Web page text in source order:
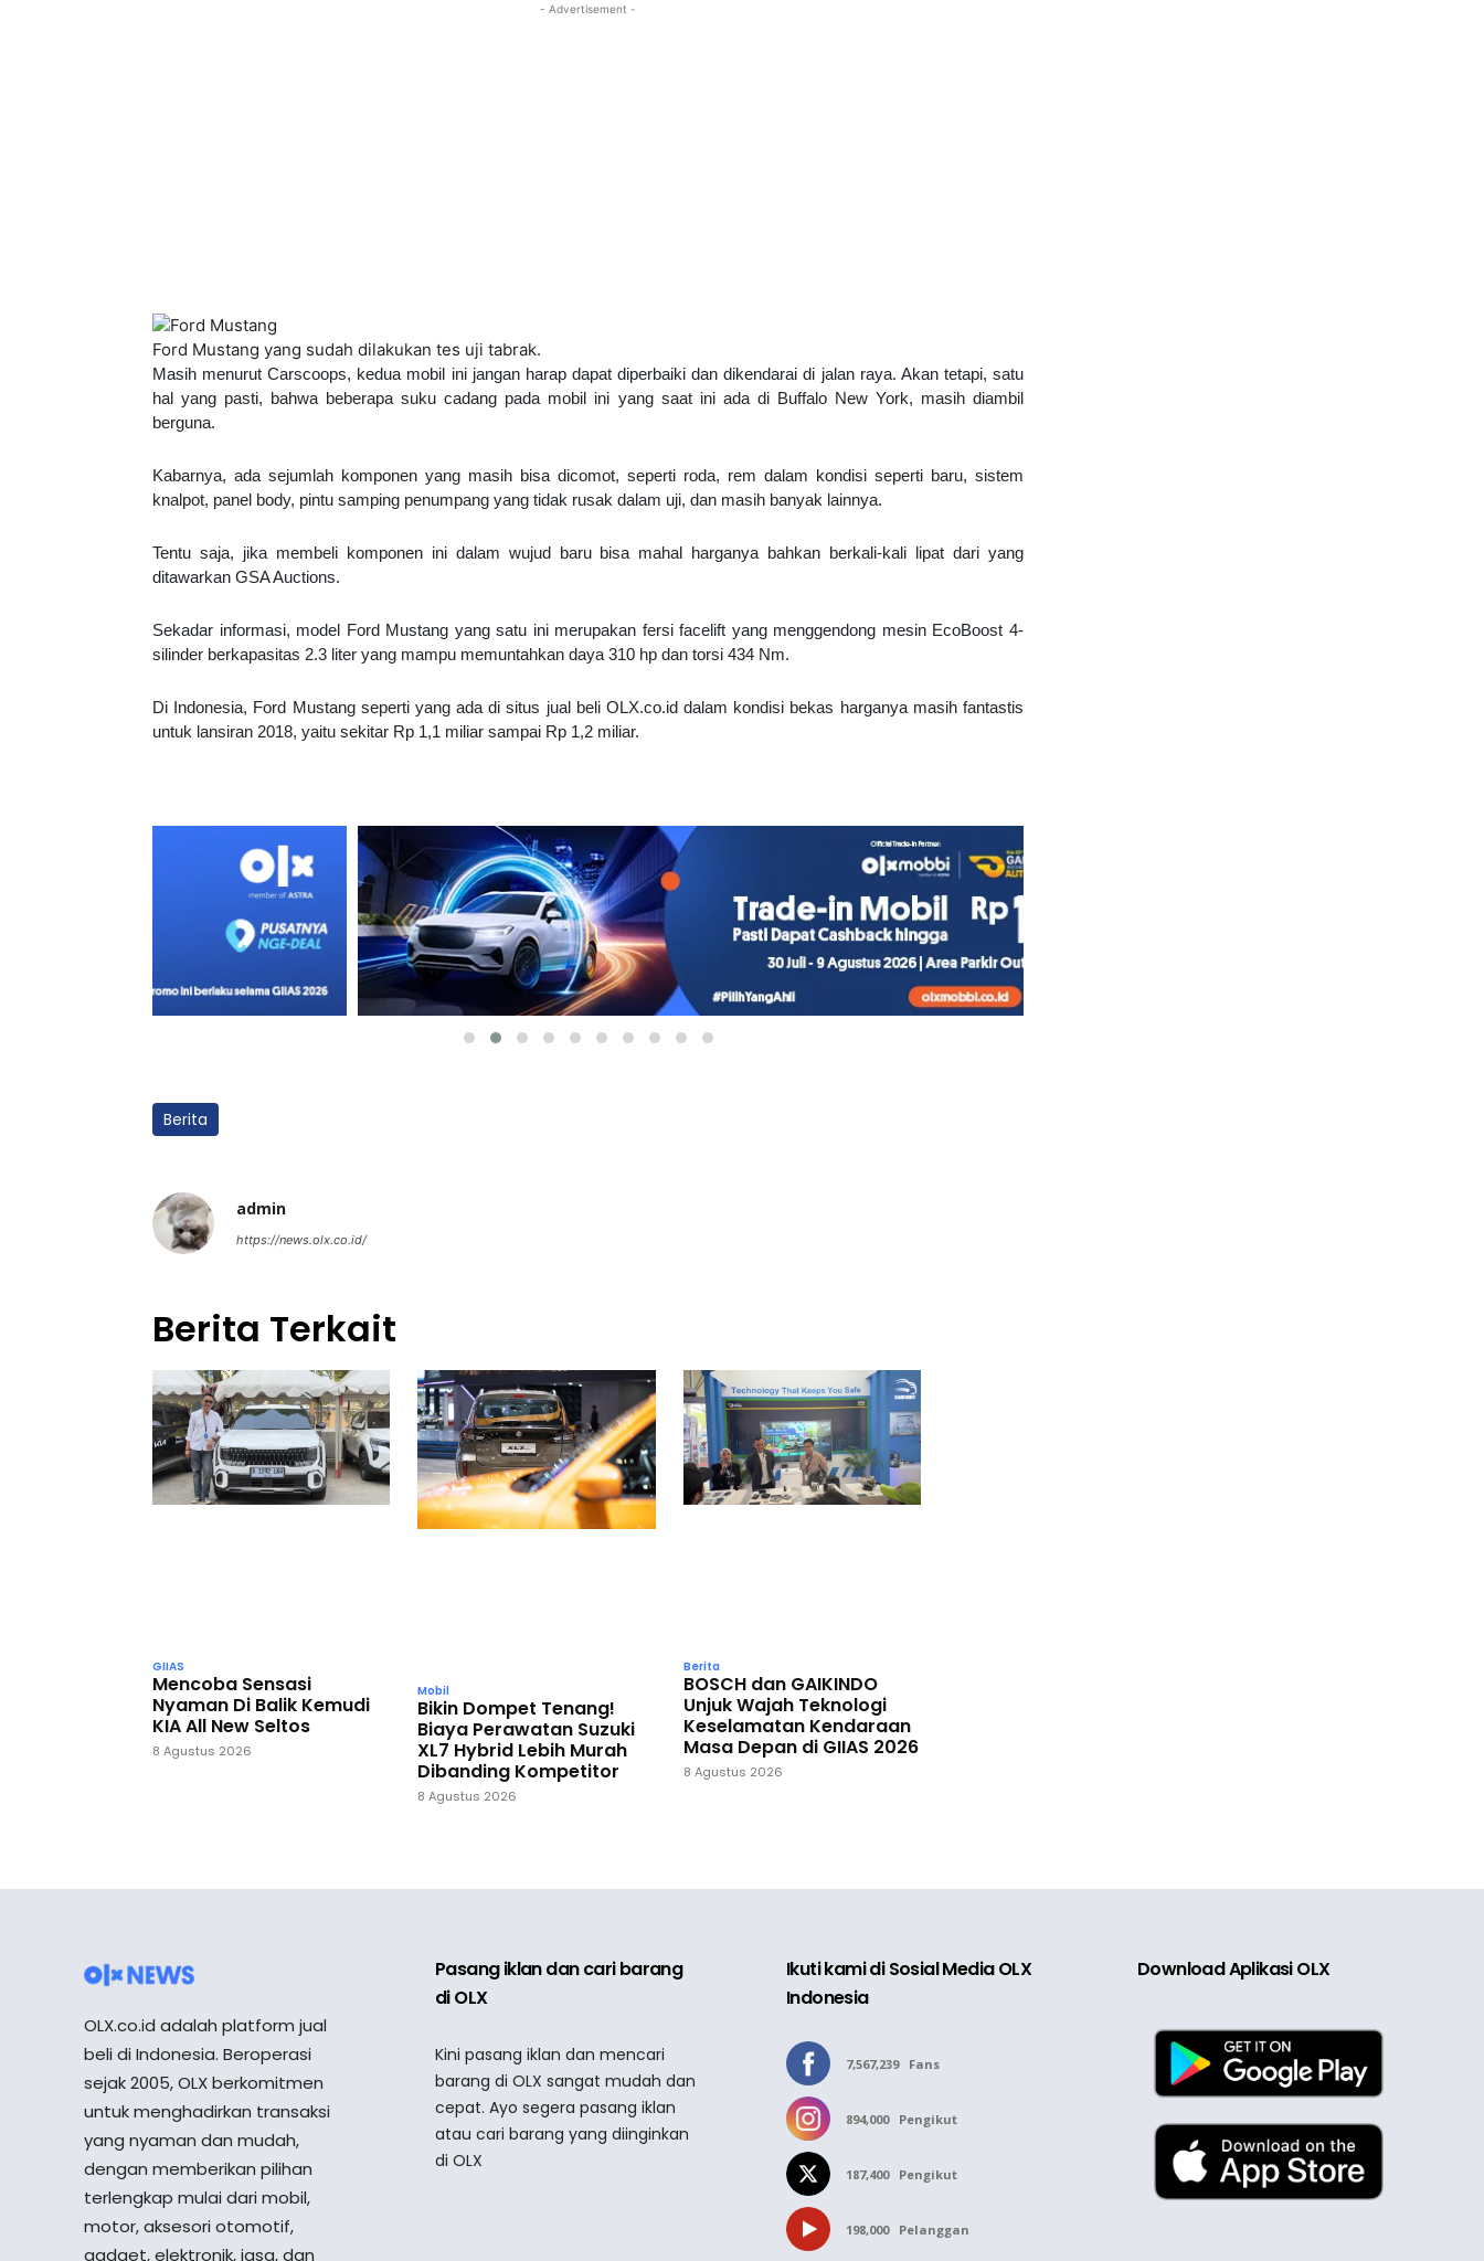
- Advertisement -
Ford Mustang yang sudah dilakukan tes uji tabrak.
Masih menurut Carscoops, kedua mobil ini jangan harap dapat diperbaiki dan dikendarai di jalan raya. Akan tetapi, satu
hal yang pasti, bahwa beberapa suku cadang pada mobil ini yang saat ini ada di Buffalo New York, masih diambil
berguna.
Kabarnya, ada sejumlah komponen yang masih bisa dicomot, seperti roda, rem dalam kondisi seperti baru, sistem
knalpot, panel body, pintu samping penumpang yang tidak rusak dalam uji, dan masih banyak lainnya.
Tentu saja, jika membeli komponen ini dalam wujud baru bisa mahal harganya bahkan berkali-kali lipat dari yang
ditawarkan GSA Auctions.
Sekadar informasi, model Ford Mustang yang satu ini merupakan fersi facelift yang menggendong mesin EcoBoost 4-
silinder berkapasitas 2.3 liter yang mampu memuntahkan daya 310 hp dan torsi 434 Nm.
Di Indonesia, Ford Mustang seperti yang ada di situs jual beli OLX.co.id dalam kondisi bekas harganya masih fantastis
untuk lansiran 2018, yaitu sekitar Rp 1,1 miliar sampai Rp 1,2 miliar.
Berita
admin
https://news.olx.co.id/
Berita Terkait
GIIAS
Mencoba Sensasi
Nyaman Di Balik Kemudi
KIA All New Seltos
8 Agustus 2026
Mobil
Bikin Dompet Tenang!
Biaya Perawatan Suzuki
XL7 Hybrid Lebih Murah
Dibanding Kompetitor
8 Agustus 2026
Berita
BOSCH dan GAIKINDO
Unjuk Wajah Teknologi
Keselamatan Kendaraan
Masa Depan di GIIAS 2026
8 Agustus 2026
OLX.co.id adalah platform jual
beli di Indonesia. Beroperasi
sejak 2005, OLX berkomitmen
untuk menghadirkan transaksi
yang nyaman dan mudah,
dengan memberikan pilihan
terlengkap mulai dari mobil,
motor, aksesori otomotif,
gadget, elektronik, jasa, dan
Pasang iklan dan cari barang
di OLX
Kini pasang iklan dan mencari
barang di OLX sangat mudah dan
cepat. Ayo segera pasang iklan
atau cari barang yang diinginkan
di OLX
Ikuti kami di Sosial Media OLX
Indonesia
7,567,239 Fans
894,000 Pengikut
187,400 Pengikut
198,000 Pelanggan
Download Aplikasi OLX